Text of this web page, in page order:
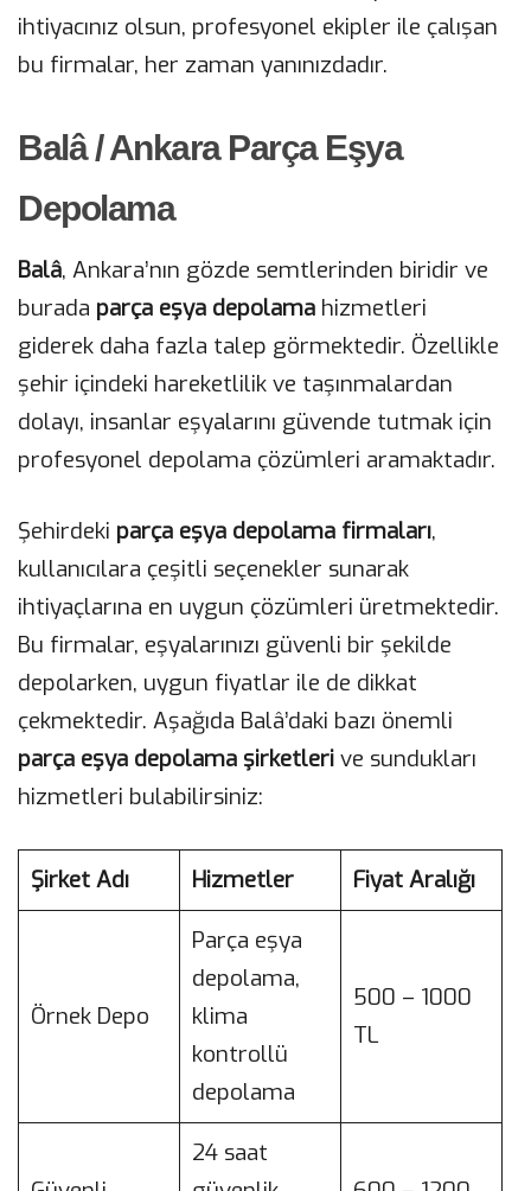
ihtiyacınız olsun, profesyonel ekipler ile çalışan
bu firmalar, her zaman yanınızdadır.
Balâ / Ankara Parça Eşya
Depolama
Balâ, Ankara’nın gözde semtlerinden biridir ve
burada parça eşya depolama hizmetleri
giderek daha fazla talep görmektedir. Özellikle
şehir içindeki hareketlilik ve taşınmalardan
dolayı, insanlar eşyalarını güvende tutmak için
profesyonel depolama çözümleri aramaktadır.
Şehirdeki parça eşya depolama firmaları,
kullanıcılara çeşitli seçenekler sunarak
ihtiyaçlarına en uygun çözümleri üretmektedir.
Bu firmalar, eşyalarınızı güvenli bir şekilde
depolarken, uygun fiyatlar ile de dikkat
çekmektedir. Aşağıda Balâ’daki bazı önemli
parça eşya depolama şirketleri ve sundukları
hizmetleri bulabilirsiniz:
Şirket Adı Hizmetler Fiyat Aralığı
Örnek Depo
Parça eşya
depolama,
klima
kontrollü
depolama
500 – 1000
TL
24 saat